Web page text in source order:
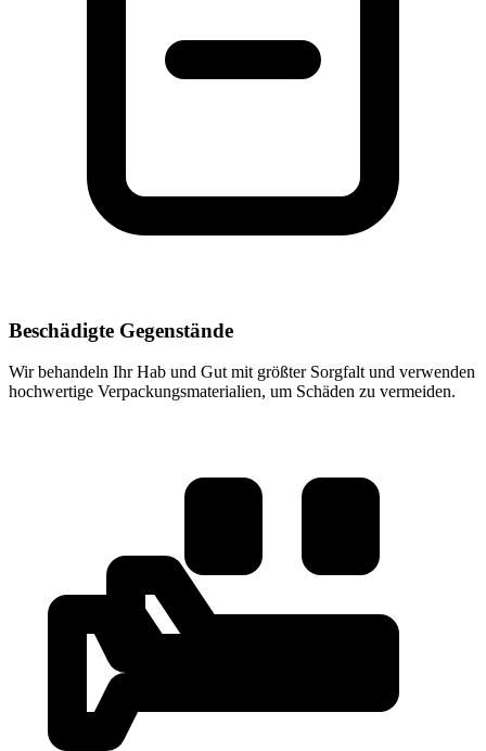
Beschädigte Gegenstände
Wir behandeln Ihr Hab und Gut mit größter Sorgfalt und verwenden
hochwertige Verpackungsmaterialien, um Schäden zu vermeiden.